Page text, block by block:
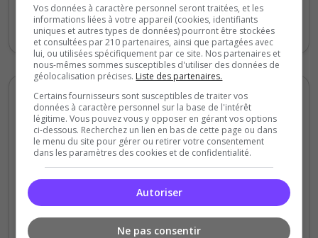
individuelement qu'aux formations
proposés. Les missins sont bien organiser
Bryan Will
5/5
il y a 4 mois
Qualité
Ambiance
Vos données à caractère personnel seront traitées, et les
informations liées à votre appareil (cookies, identifiants
uniques et autres types de données) pourront être stockées
et consultées par 210 partenaires, ainsi que partagées avec
lui, ou utilisées spécifiquement par ce site. Nos partenaires et
nous-mêmes sommes susceptibles d'utiliser des données de
géolocalisation précises. Liste des partenaires.
Certains fournisseurs sont susceptibles de traiter vos
données à caractère personnel sur la base de l'intérêt
légitime. Vous pouvez vous y opposer en gérant vos options
ci-dessous. Recherchez un lien en bas de cette page ou dans
le menu du site pour gérer ou retirer votre consentement
dans les paramètres des cookies et de confidentialité.
Autoriser
Ne pas consentir